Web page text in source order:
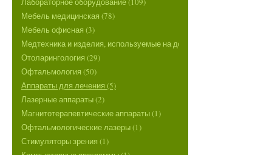
Мебель медицинская (78)
Мебель офисная (3)
Медтехника и изделия, используемые на дому (1)
Отоларингология (29)
Офтальмология (50)
Аппараты для лечения (5)
Лазерные аппараты (2)
Магнитотерапевтические аппараты (1)
Офтальмологические лазеры (1)
Стимуляторы зрения (1)